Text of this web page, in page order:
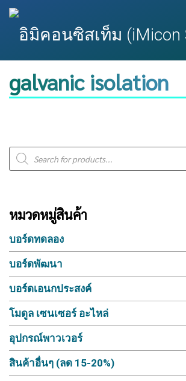
galvanic isolation
search
หมวดหมู่สินค้า
บอร์ดทดลอง
บอร์ดพัฒนา
บอร์ดเอนกประสงค์
โมดูล เซนเซอร์ อะไหล่
อุปกรณ์พาวเวอร์
สินค้าอื่นๆ (ลด 15-20%)